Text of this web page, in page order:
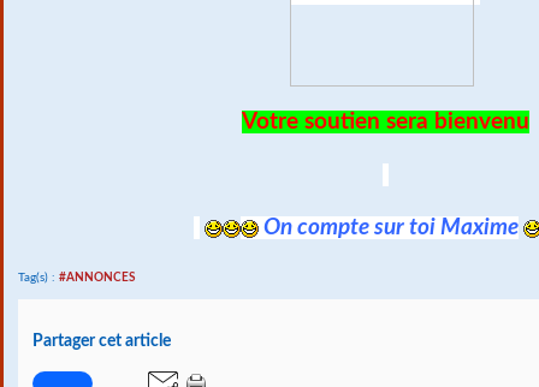
Votre soutien sera bienvenu
On compte sur toi Maxime
Tag(s) : #ANNONCES
Partager cet article